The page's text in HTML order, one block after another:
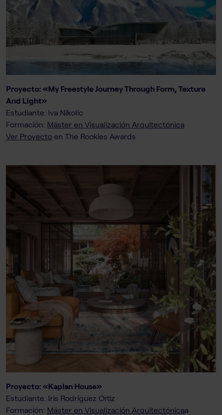
Proyecto: «My Freestyle Journey Through Form, Texture
And Light»
Estudiante: Iva Nikolic
Formación: Máster en Visualización Arquitectónica
Ver Proyecto en The Rookies Awards
Proyecto: «Kaplan House»
Estudiante: Iris Rodríguez Ortiz
Formación: Máster en Visualización Arquitectónicaa